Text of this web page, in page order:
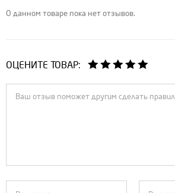
О данном товаре пока нет отзывов.
ОЦЕНИТЕ ТОВАР: